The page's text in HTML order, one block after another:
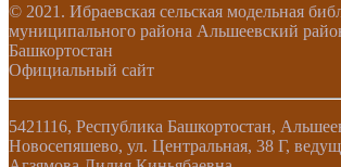
© 2021. Ибраевская сельская модельная
муниципального района Альшеевский
Башкортостан
Официальный сайт
5421116, Республика Башкортостан,
Новосепяшево, ул. Центральная, 38 Г,